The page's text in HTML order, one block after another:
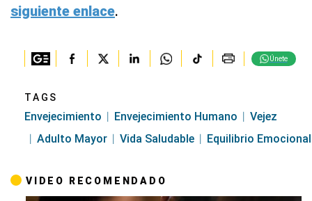
siguiente enlace.
Únete
TAGS
Envejecimiento Envejecimiento Humano
Vejez
Adulto Mayor
Vida Saludable Equilibrio Emocional
VIDEO RECOMENDADO